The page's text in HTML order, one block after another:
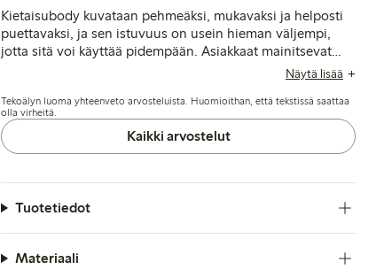
Kietaisubody kuvataan pehmeäksi, mukavaksi ja helposti
puettavaksi, ja sen istuvuus on usein hieman väljempi,
jotta sitä voi käyttää pidempään. Asiakkaat mainitsevat
hyvän laatuisen kankaan, joka säilyttää pehmeytensä
kaksinkertaiset sulkimet ja kietaisunapit, jotka parantavat
käyttömukavuutta. Pieniä haittoja ovat ajoittainen
tiukkuus hihoissa ja painetun tekstin hieman
haalistuminen useiden pesujen jälkeen.
Näytä lisää
Tekoälyn luoma yhteenveto arvosteluista. Huomioithan, että tekstissä saattaa
olla virheitä.
Kaikki arvostelut
Tuotetiedot
Materiaali